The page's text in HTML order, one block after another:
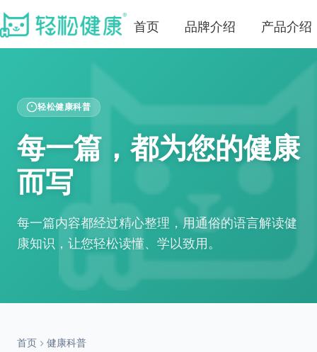
首页 品牌介绍 产品介绍
轻松健康科普
每一篇，都为您的健康
而写
每一篇内容都经过精心整理，用通俗的语言解读健
康知识，让您轻松读懂、学以致用。
首页 健康科普